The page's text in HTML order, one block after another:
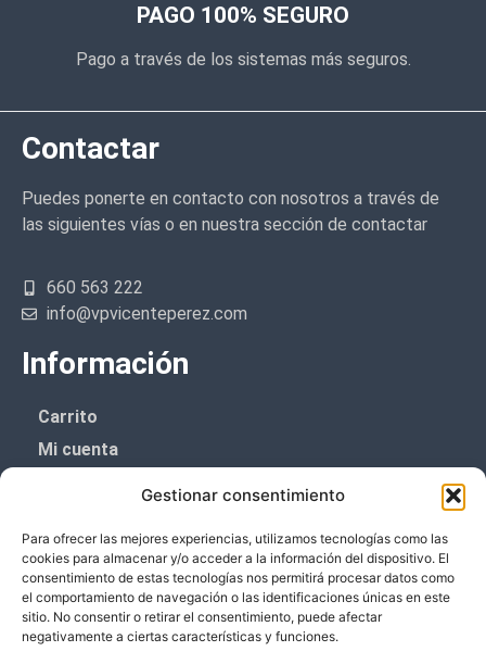
Gestionar consentimiento
Para ofrecer las mejores experiencias, utilizamos tecnologías como las
cookies para almacenar y/o acceder a la información del dispositivo. El
consentimiento de estas tecnologías nos permitirá procesar datos como
el comportamiento de navegación o las identificaciones únicas en este
sitio. No consentir o retirar el consentimiento, puede afectar
negativamente a ciertas características y funciones.
PAGO 100% SEGURO
Pago a través de los sistemas más seguros.
Contactar
Puedes ponerte en contacto con nosotros a través de
las siguientes vías o en nuestra sección de contactar
660 563 222
info@vpvicenteperez.com
Información
Carrito
Mi cuenta
Política de cookies (UE)
Boletín de noticias
¡¡Suscríbete y prometemos no dar mucho el